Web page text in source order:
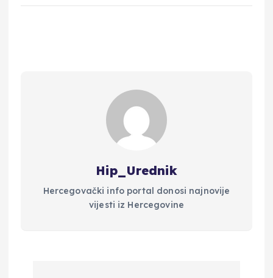
Hip_Urednik
Hercegovački info portal donosi najnovije
vijesti iz Hercegovine